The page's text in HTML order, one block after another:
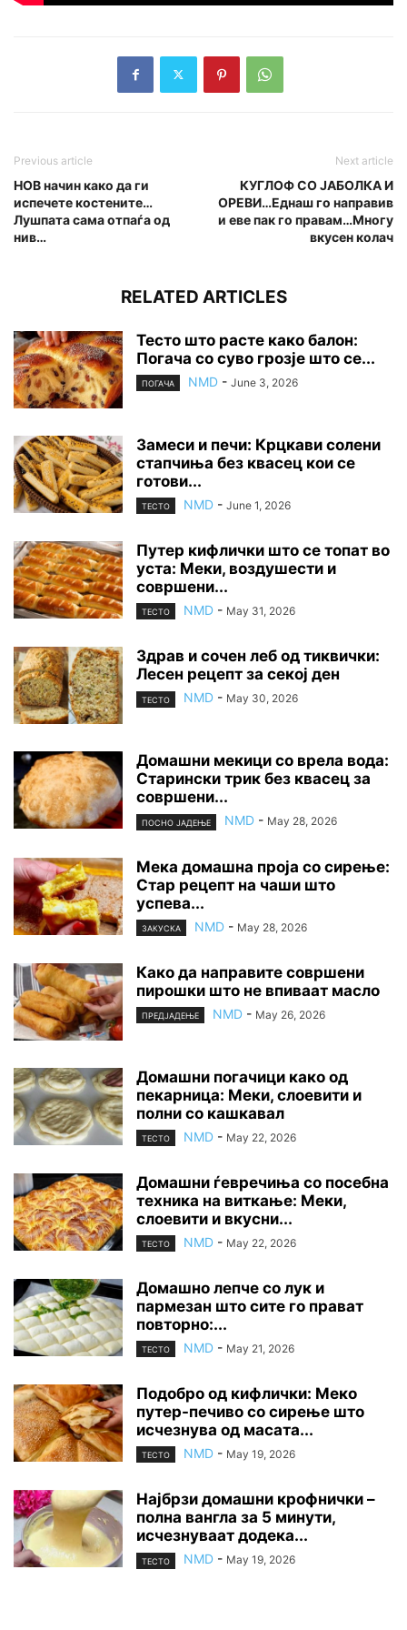
Previous article
НОВ начин како да ги
испечете костените…
Лушпата сама отпаѓа од
нив…
Next article
КУГЛОФ СО ЈАБОЛКА И
ОРЕВИ…Еднаш го направив
и еве пак го правам…Многу
вкусен колач
RELATED ARTICLES
Тесто што расте како балон:
Погача со суво грозје што се...
ПОГАЧА NMD - June 3, 2026
Замеси и печи: Крцкави солени
стапчиња без квасец кои се
готови...
ТЕСТО NMD - June 1, 2026
Путер кифлички што се топат во
уста: Меки, воздушести и
совршени...
ТЕСТО NMD - May 31, 2026
Здрав и сочен леб од тиквички:
Лесен рецепт за секој ден
ТЕСТО NMD - May 30, 2026
Домашни мекици со врела вода:
Старински трик без квасец за
совршени...
ПОСНО ЈАДЕЊЕ NMD - May 28, 2026
Мека домашна проја со сирење:
Стар рецепт на чаши што
успева...
ЗАКУСКА NMD - May 28, 2026
Како да направите совршени
пирошки што не впиваат масло
ПРЕДЈАДЕЊЕ NMD - May 26, 2026
Домашни погачици како од
пекарница: Меки, слоевити и
полни со кашкавал
ТЕСТО NMD - May 22, 2026
Домашни ѓевречиња со посебна
техника на виткање: Меки,
слоевити и вкусни...
ТЕСТО NMD - May 22, 2026
Домашно лепче со лук и
пармезан што сите го прават
повторно:...
ТЕСТО NMD - May 21, 2026
Подобро од кифлички: Меко
путер-печиво со сирење што
исчезнува од масата...
ТЕСТО NMD - May 19, 2026
Најбрзи домашни крофнички –
полна вангла за 5 минути,
исчезнуваат додека...
ТЕСТО NMD - May 19, 2026